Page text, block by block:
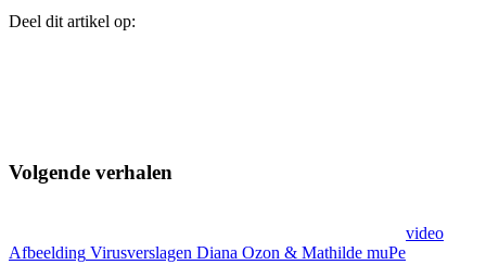
Deel dit artikel op:
Volgende verhalen
Afbeelding Virusverslagen Diana Ozon & Mathilde muPe
video